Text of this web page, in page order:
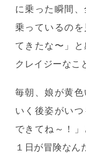
に乗った瞬間
乗っているの
てきたな〜」
クレイジーなこ
毎朝、娘が黄
いく後姿がい
できてね～！
１日が冒険なん